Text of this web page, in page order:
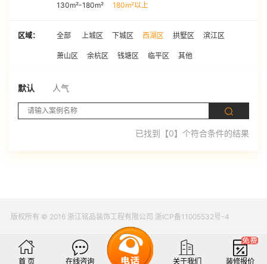
130m²-180m² 180m²以上
区域： 全部 上城区 下城区 西湖区 拱墅区 滨江区
萧山区 余杭区 钱塘区 临平区 其他
默认 人气
已找到【0】个符合条件的结果
版权所有 © 2016 浙江铭品装饰工程有限公司 浙ICP备11005532号-4
首 页 在线咨询 关于我们 装修报价